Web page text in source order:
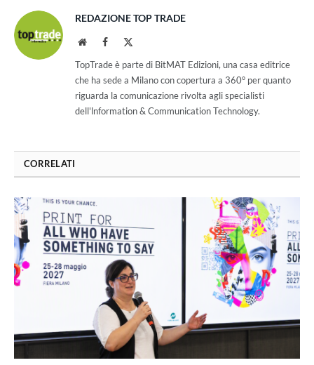
REDAZIONE TOP TRADE
WebsiteFacebook
TopTrade è parte di BitMAT Edizioni, una casa editrice
che ha sede a Milano con copertura a 360° per quanto
riguarda la comunicazione rivolta agli specialisti
dell'lnformation & Communication Technology.
CORRELATI